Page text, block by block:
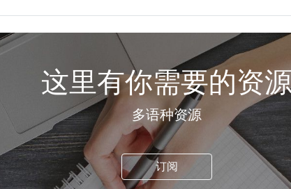
这里有你需要的资
多语种资源
订阅